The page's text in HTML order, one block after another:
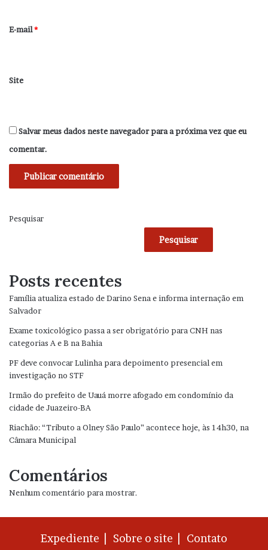
*
E-mail*
Site
Salvar meus dados neste navegador para a próxima vez que eu
comentar.
Pesquisar
Pesquisar
Posts recentes
Família atualiza estado de Darino Sena e informa internação em
Salvador
Exame toxicológico passa a ser obrigatório para CNH nas
categorias A e B na Bahia
PF deve convocar Lulinha para depoimento presencial em
investigação no STF
Irmão do prefeito de Uauá morre afogado em condomínio da
cidade de Juazeiro-BA
Riachão: “Tributo a Olney São Paulo” acontece hoje, às 14h30, na
Câmara Municipal
Comentários
Nenhum comentário para mostrar.
Expediente | Sobre o site | Contato